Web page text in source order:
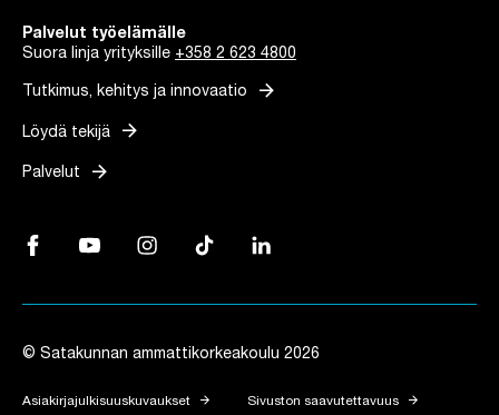
Palvelut työelämälle
Suora linja yrityksille +358 2 623 4800
Tutkimus, kehitys ja innovaatio arrow_forward
Löydä tekijä arrow_forward
Palvelut arrow_forward
Facebook, Linkki avautuu uuteen välilehteen
YouTube, Linkki avautuu uuteen välilehteen
Instagram, Linkki avautuu uuteen välilehteen
TikTok, Linkki avautuu uuteen välilehteen
LinkedIn, Linkki avautuu uuteen
© Satakunnan ammattikorkeakoulu 2026
Asiakirjajulkisuuskuvaukset arrow_forward Sivuston saavutettavuus arrow_forward